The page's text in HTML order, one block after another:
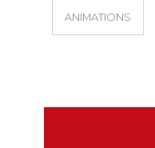
ANIMATIONS